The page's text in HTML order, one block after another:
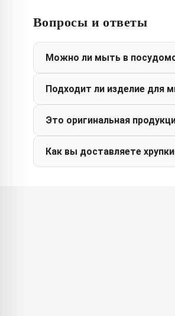
Вопросы и ответы
Можно ли мыть в
Подходит ли изделие для
Это оригинальная
Как вы доставляете